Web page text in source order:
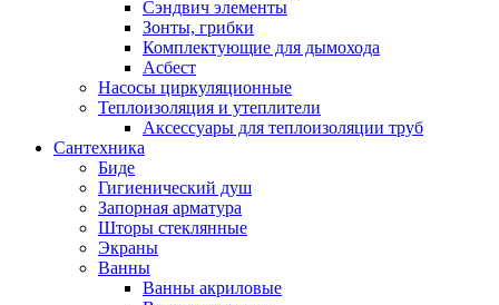
Сэндвич элементы
Зонты, грибки
Комплектующие для дымохода
Асбест
Насосы циркуляционные
Теплоизоляция и утеплители
Аксессуары для теплоизоляции труб
Сантехника
Биде
Гигиенический душ
Запорная арматура
Шторы стеклянные
Экраны
Ванны
Ванны акриловые